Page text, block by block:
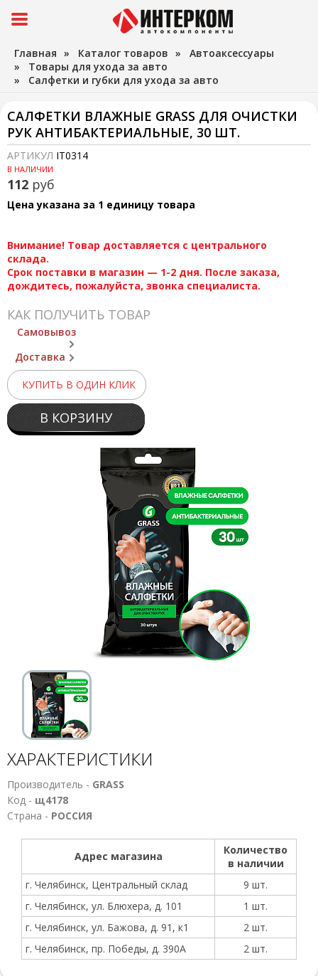
Главная » Каталог товаров » Автоаксессуары
» Товары для ухода за авто
» Салфетки и губки для ухода за авто
САЛФЕТКИ ВЛАЖНЫЕ GRASS ДЛЯ ОЧИСТКИ
РУК АНТИБАКТЕРИАЛЬНЫЕ, 30 ШТ.
АРТИКУЛ IT0314
В НАЛИЧИИ
112 руб
Цена указана за 1 единицу товара
Внимание! Товар доставляется с центрального
склада.
Срок поставки в магазин — 1-2 дня. После заказа,
дождитесь, пожалуйста, звонка специалиста.
КАК ПОЛУЧИТЬ ТОВАР
Самовывоз
Доставка
КУПИТЬ В ОДИН КЛИК
В КОРЗИНУ
ХАРАКТЕРИСТИКИ
Производитель - GRASS
Код - щ4178
Страна - РОССИЯ
Адрес магазина
Количество
в наличии
г. Челябинск, Центральный склад
9 шт.
г. Челябинск, ул. Блюхера, д. 101
1 шт.
г. Челябинск, ул. Бажова, д. 91, к1
2 шт.
г. Челябинск, пр. Победы, д. 390А
2 шт.